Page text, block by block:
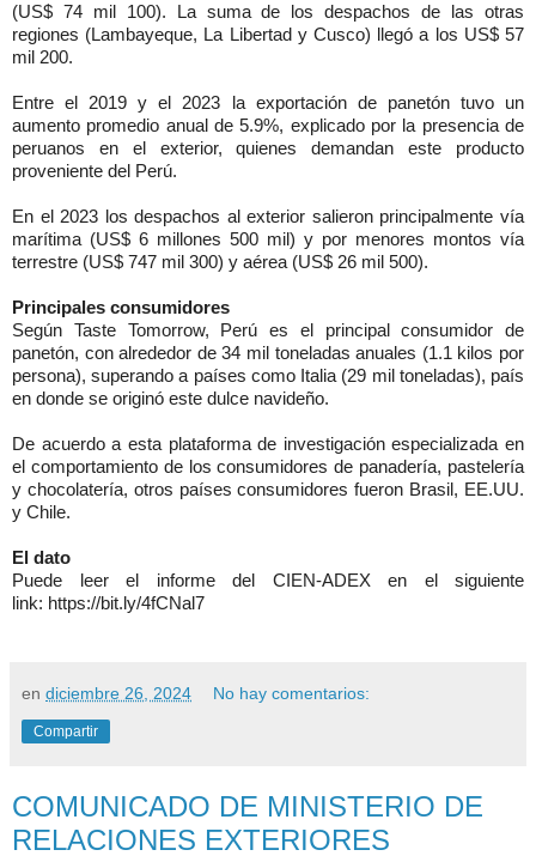
(US$ 74 mil 100). La suma de los despachos de las otras
regiones (Lambayeque, La Libertad y Cusco) llegó a los US$ 57
mil 200.
Entre el 2019 y el 2023 la exportación de panetón tuvo un
aumento promedio anual de 5.9%, explicado por la presencia de
peruanos en el exterior, quienes demandan este producto
proveniente del Perú.
En el 2023 los despachos al exterior salieron principalmente vía
marítima (US$ 6 millones 500 mil) y por menores montos vía
terrestre (US$ 747 mil 300) y aérea (US$ 26 mil 500).
Principales consumidores
Según Taste Tomorrow, Perú es el principal consumidor de
panetón, con alrededor de 34 mil toneladas anuales (1.1 kilos por
persona), superando a países como Italia (29 mil toneladas), país
en donde se originó este dulce navideño.
De acuerdo a esta plataforma de investigación especializada en
el comportamiento de los consumidores de panadería, pastelería
y chocolatería, otros países consumidores fueron Brasil, EE.UU.
y Chile.
El dato
Puede leer el informe del CIEN-ADEX en el siguiente
link: https://bit.ly/4fCNal7
en diciembre 26, 2024 No hay comentarios:
Compartir
COMUNICADO DE MINISTERIO DE
RELACIONES EXTERIORES